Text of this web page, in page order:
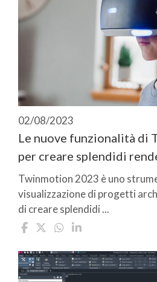
02/08/2023
Le nuove funzionalità di
per creare splendidi
Twinmotion 2023 è uno
visualizzazione di progetti
di creare splendidi ...